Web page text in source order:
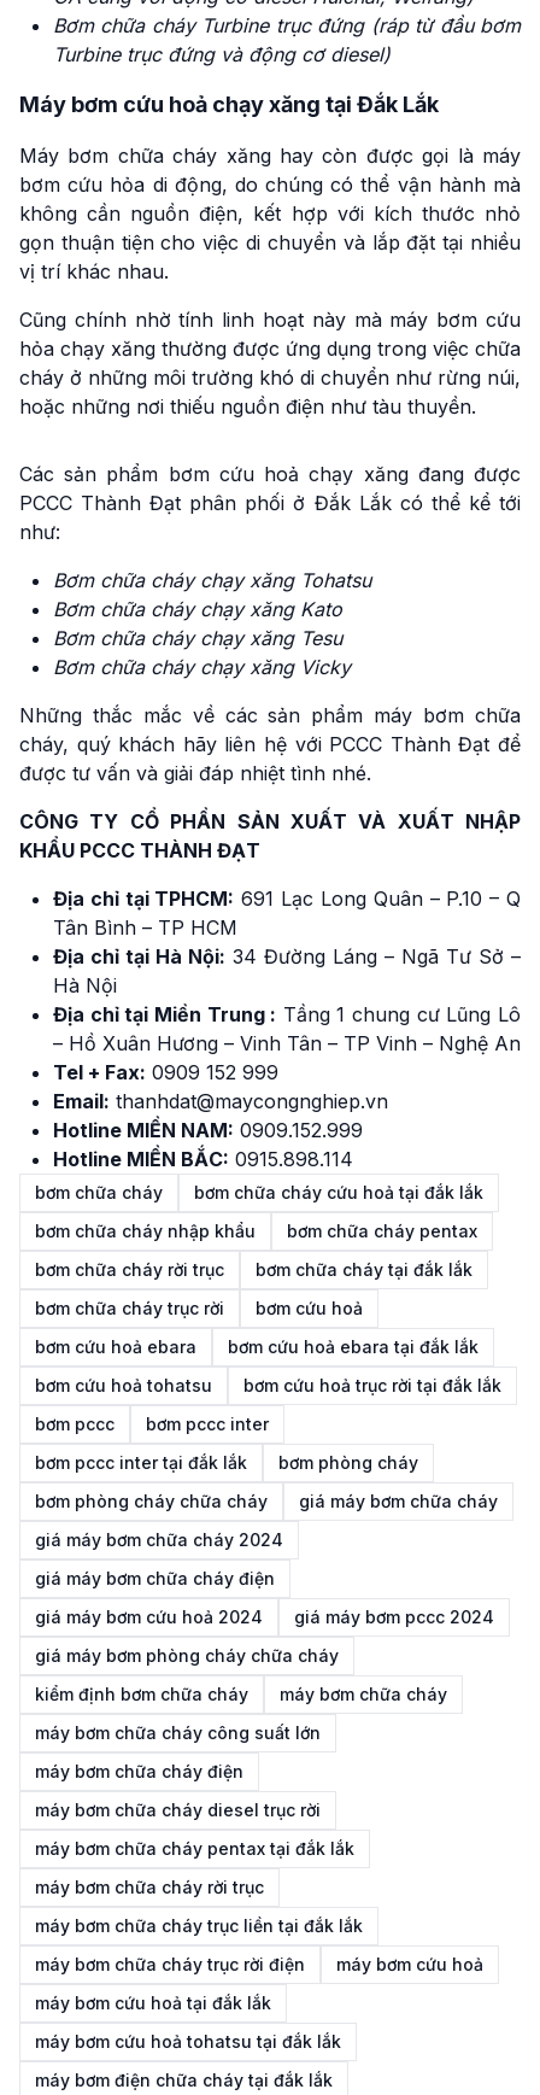
Bơm chữa cháy Turbine trục đứng (ráp từ đầu bơm
Turbine trục đứng và động cơ diesel)
Máy bơm cứu hoả chạy xăng tại Đắk Lắk
Máy bơm chữa cháy xăng hay còn được gọi là máy
bơm cứu hỏa di động, do chúng có thể vận hành mà
không cần nguồn điện, kết hợp với kích thước nhỏ
gọn thuận tiện cho việc di chuyển và lắp đặt tại nhiều
vị trí khác nhau.
Cũng chính nhờ tính linh hoạt này mà máy bơm cứu
hỏa chạy xăng thường được ứng dụng trong việc chữa
cháy ở những môi trường khó di chuyển như rừng núi,
hoặc những nơi thiếu nguồn điện như tàu thuyền.
Các sản phẩm bơm cứu hoả chạy xăng đang được
PCCC Thành Đạt phân phối ở Đắk Lắk có thể kể tới
như:
Bơm chữa cháy chạy xăng Tohatsu
Bơm chữa cháy chạy xăng Kato
Bơm chữa cháy chạy xăng Tesu
Bơm chữa cháy chạy xăng Vicky
Những thắc mắc về các sản phẩm máy bơm chữa
cháy, quý khách hãy liên hệ với PCCC Thành Đạt để
được tư vấn và giải đáp nhiệt tình nhé.
CÔNG TY CỔ PHẦN SẢN XUẤT VÀ XUẤT NHẬP
KHẨU PCCC THÀNH ĐẠT
Địa chỉ tại TPHCM: 691 Lạc Long Quân – P.10 – Q
Tân Bình – TP HCM
Địa chỉ tại Hà Nội: 34 Đường Láng – Ngã Tư Sở –
Hà Nội
Địa chỉ tại Miền Trung : Tầng 1 chung cư Lũng Lô
– Hồ Xuân Hương – Vinh Tân – TP Vinh – Nghệ An
Tel + Fax: 0909 152 999
Email: thanhdat@maycongnghiep.vn
Hotline MIỀN NAM: 0909.152.999
Hotline MIỀN BẮC: 0915.898.114
bơm chữa cháy
bơm chữa cháy cứu hoả tại đắk lắk
bơm chữa cháy nhập khẩu
bơm chữa cháy pentax
bơm chữa cháy rời trục
bơm chữa cháy tại đắk lắk
bơm chữa cháy trục rời
bơm cứu hoả
bơm cứu hoả ebara
bơm cứu hoả ebara tại đắk lắk
bơm cứu hoả tohatsu
bơm cứu hoả trục rời tại đắk lắk
bơm pccc
bơm pccc inter
bơm pccc inter tại đắk lắk
bơm phòng cháy
bơm phòng cháy chữa cháy
giá máy bơm chữa cháy
giá máy bơm chữa cháy 2024
giá máy bơm chữa cháy điện
giá máy bơm cứu hoả 2024
giá máy bơm pccc 2024
giá máy bơm phòng cháy chữa cháy
kiểm định bơm chữa cháy
máy bơm chữa cháy
máy bơm chữa cháy công suất lớn
máy bơm chữa cháy điện
máy bơm chữa cháy diesel trục rời
máy bơm chữa cháy pentax tại đắk lắk
máy bơm chữa cháy rời trục
máy bơm chữa cháy trục liền tại đắk lắk
máy bơm chữa cháy trục rời điện
máy bơm cứu hoả
máy bơm cứu hoả tại đắk lắk
máy bơm cứu hoả tohatsu tại đắk lắk
máy bơm điện chữa cháy tại đắk lắk